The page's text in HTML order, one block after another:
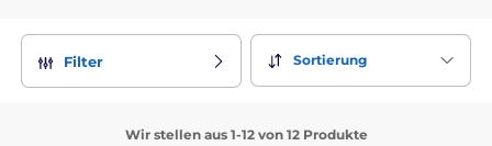
Filter Sortierung
Wir stellen aus 1-12 von 12 Produkte